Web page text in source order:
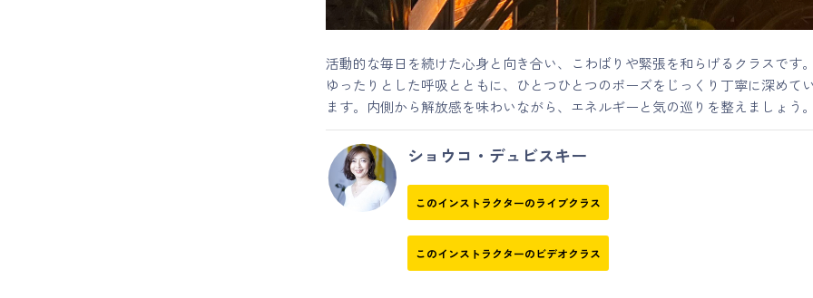
特定商取引にかかわる表示
活動的な毎日を続けた心身と向き合い、こわばりや緊張を和らげるクラスです。
ゆったりとした呼吸とともに、ひとつひとつのポーズをじっくり丁寧に深めて
ます。内側から解放感を味わいながら、エネルギーと気の巡りを整えましょう。
ショウコ・デュビスキー
このインストラクターのライブクラス
このインストラクターのビデオクラス